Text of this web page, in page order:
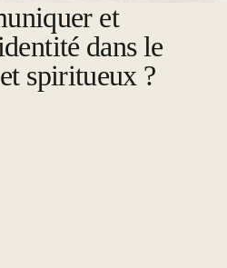
et
dans le
spiritueux ?